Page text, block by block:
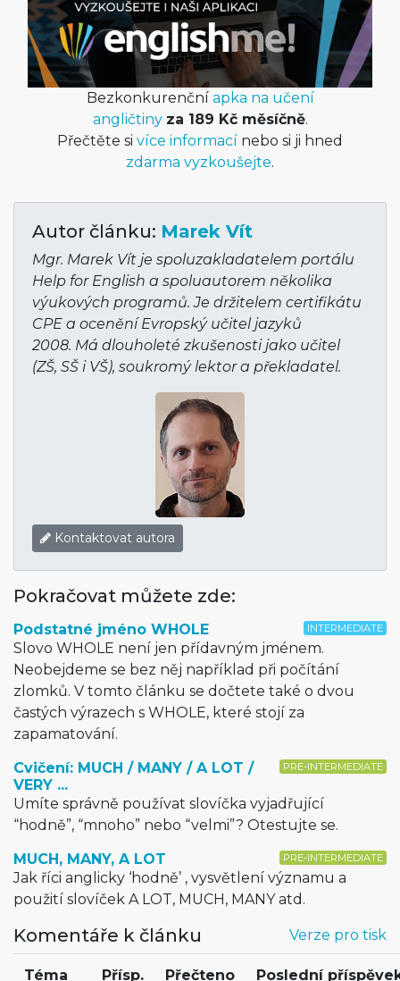
Bezkonkurenční apka na učení
angličtiny za 189 Kč měsíčně.
Přečtěte si více informací nebo si ji hned
zdarma vyzkoušejte.
Autor článku: Marek Vít
Mgr. Marek Vít je spoluzakladatelem portálu
Help for English a spoluautorem několika
výukových programů. Je držitelem certifikátu
CPE a ocenění Evropský učitel jazyků
2008. Má dlouholeté zkušenosti jako učitel
(ZŠ, SŠ i VŠ), soukromý lektor a překladatel.
Kontaktovat autora
Pokračovat můžete zde:
INTERMEDIATE
Podstatné jméno WHOLE
Slovo WHOLE není jen přídavným jménem.
Neobejdeme se bez něj například při počítání
zlomků. V tomto článku se dočtete také o dvou
častých výrazech s WHOLE, které stojí za
zapamatování.
PRE-INTERMEDIATE
Cvičení: MUCH / MANY / A LOT /
VERY ...
Umíte správně používat slovíčka vyjadřující
“hodně”, “mnoho” nebo “velmi”? Otestujte se.
PRE-INTERMEDIATE
MUCH, MANY, A LOT
Jak říci anglicky ‘hodně’ , vysvětlení významu a
použití slovíček A LOT, MUCH, MANY atd.
Verze pro tisk
Komentáře k článku
Téma Přísp. Přečteno Poslední